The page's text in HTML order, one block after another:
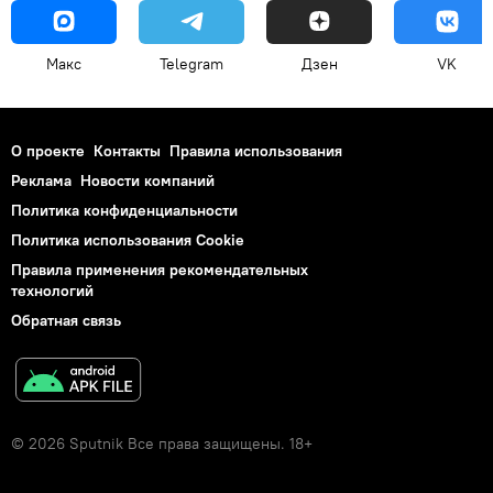
Макс Telegram Дзен VK
О проекте Контакты Правила использования
Реклама Новости компаний
Политика конфиденциальности
Политика использования Cookie
Правила применения рекомендательных
технологий
Обратная связь
© 2026 Sputnik Все права защищены. 18+